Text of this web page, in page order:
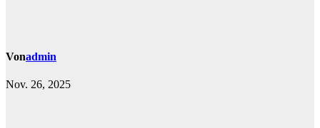
Vonadmin
Nov. 26, 2025